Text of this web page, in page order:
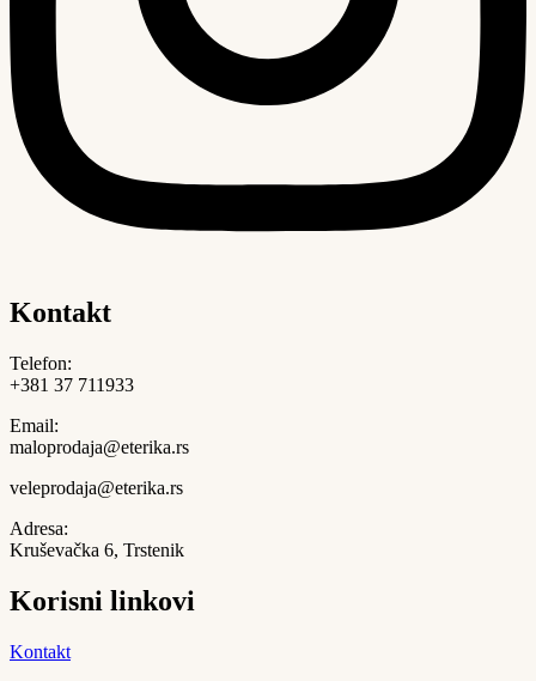
Kontakt
Telefon:
+381 37 711933
Email:
maloprodaja@eterika.rs
veleprodaja@eterika.rs
Adresa:
Kruševačka 6, Trstenik
Korisni linkovi
Kontakt